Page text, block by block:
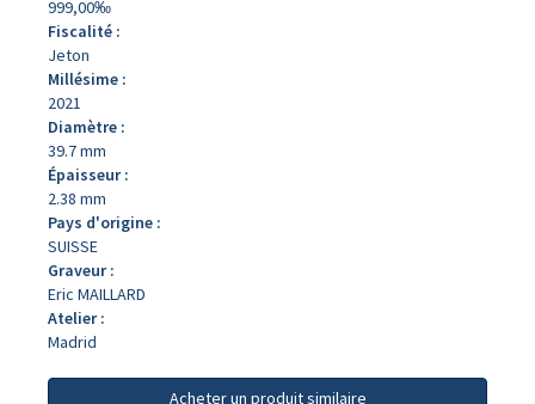
999,00‰
Fiscalité :
Jeton
Millésime :
2021
Diamètre :
39.7 mm
Épaisseur :
2.38 mm
Pays d'origine :
SUISSE
Graveur :
Eric MAILLARD
Atelier :
Madrid
Acheter un produit similaire